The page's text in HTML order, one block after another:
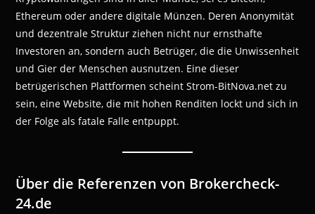
Ethereum oder andere digitale Münzen. Deren Anonymität
und dezentrale Struktur ziehen nicht nur ernsthafte
Investoren an, sondern auch Betrüger, die die Unwissenheit
und Gier der Menschen ausnutzen. Eine dieser
betrügerischen Plattformen scheint Strom-BitNova.net zu
sein, eine Website, die mit hohen Renditen lockt und sich in
der Folge als fatale Falle entpuppt.
Über die Referenzen von Brokercheck-
24.de